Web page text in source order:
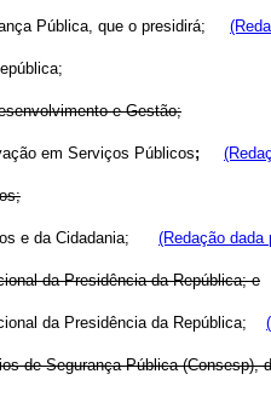
Pública, que o presidirá;
e Gestão;
em Serviços Públicos;
e da Cidadania; (Redação dada
da Presidência da República; e
da Presidência da República;
de Segurança Pública (Consesp),